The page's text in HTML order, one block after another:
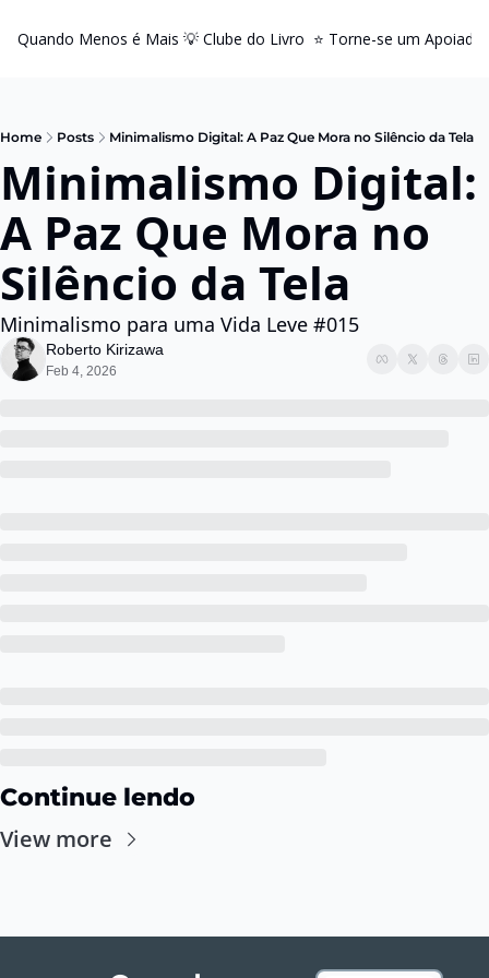
Quando Menos é Mais 💡 Clube do Livro ⭐️ Torne-se um Apoiador
Home Posts Minimalismo Digital: A Paz Que Mora no Silêncio da Tela
Minimalismo Digital:
A Paz Que Mora no
Silêncio da Tela
Minimalismo para uma Vida Leve #015
Roberto Kirizawa
Feb 4, 2026
Continue lendo
View more